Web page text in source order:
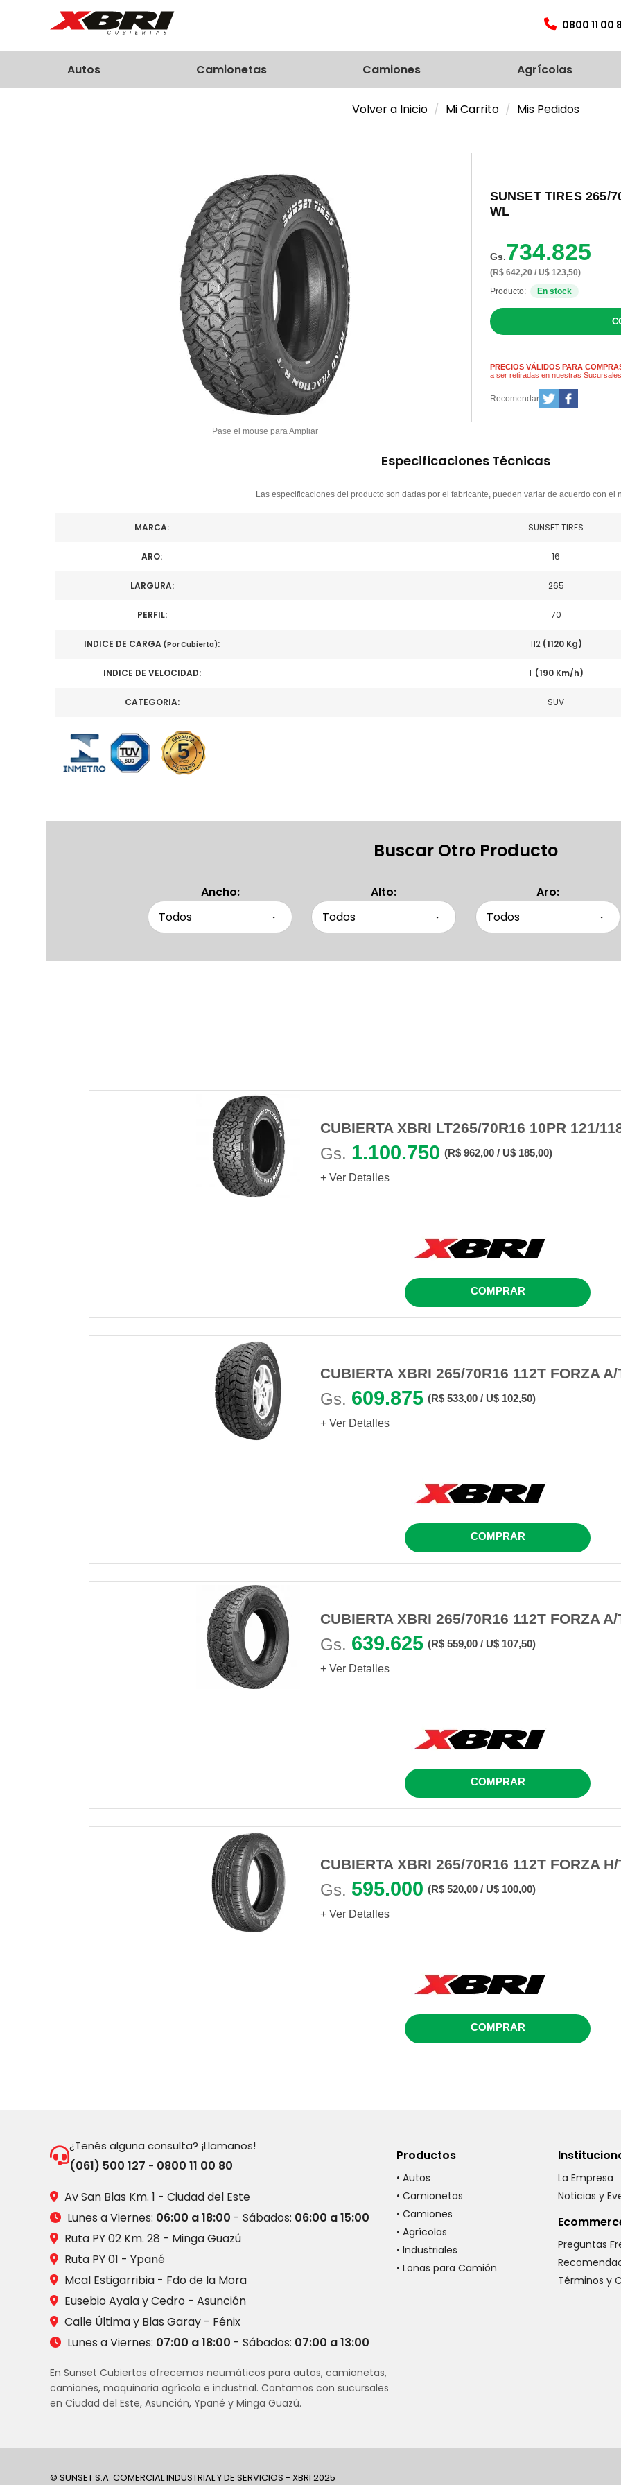
0800 11 00
Autos Camionetas Camiones Agrícolas
Volver a Inicio Mi Carrito Mis Pedidos
Pase el mouse para Ampliar
SUNSET TIRES 265/
WL
Gs.734.825
(R$ 642,20 / U$ 123,50)
Producto:
En stock
PRECIOS VÁLIDOS PARA
a ser retiradas en nuestras Sucursales
Recomendar
Especificaciones Técnicas
Las especificaciones del producto son dadas por el fabricante, pueden variar de acuerdo con el
MARCA: SUNSET TIRES
ARO: 16
LARGURA: 265
PERFIL: 70
INDICE DE CARGA(Por Cubierta): 112 (1120 Kg)
INDICE DE VELOCIDAD: T (190 Km/h)
CATEGORIA: SUV
Buscar Otro Producto
Ancho: Alto: Aro:
CUBIERTA XBRI LT265/70R16 10PR 121/
Gs. 1.100.750 (R$ 962,00 / U$ 185,00)
+ Ver Detalles
COMPRAR
CUBIERTA XBRI 265/70R16 112T FORZA
Gs. 609.875 (R$ 533,00 / U$ 102,50)
+ Ver Detalles
COMPRAR
CUBIERTA XBRI 265/70R16 112T FORZA
Gs. 639.625 (R$ 559,00 / U$ 107,50)
+ Ver Detalles
COMPRAR
CUBIERTA XBRI 265/70R16 112T FORZA
Gs. 595.000 (R$ 520,00 / U$ 100,00)
+ Ver Detalles
COMPRAR
¿Tenés alguna consulta? ¡Llamanos!
(061) 500 127 - 0800 11 00 80
Av San Blas Km. 1 - Ciudad del Este
Lunes a Viernes: 06:00 a 18:00 - Sábados: 06:00 a 15:00
Ruta PY 02 Km. 28 - Minga Guazú
Ruta PY 01 - Ypané
Mcal Estigarribia - Fdo de la Mora
Eusebio Ayala y Cedro - Asunción
Calle Última y Blas Garay - Fénix
Lunes a Viernes: 07:00 a 18:00 - Sábados: 07:00 a 13:00
En Sunset Cubiertas ofrecemos neumáticos para autos, camionetas,
camiones, maquinaria agrícola e industrial. Contamos con sucursales
en Ciudad del Este, Asunción, Ypané y Minga Guazú.
Productos
• Autos
• Camionetas
• Camiones
• Agrícolas
• Industriales
• Lonas para Camión
La Empresa
Noticias y
Preguntas
Términos y
© SUNSET S.A. COMERCIAL INDUSTRIAL Y DE SERVICIOS - XBRI 2025